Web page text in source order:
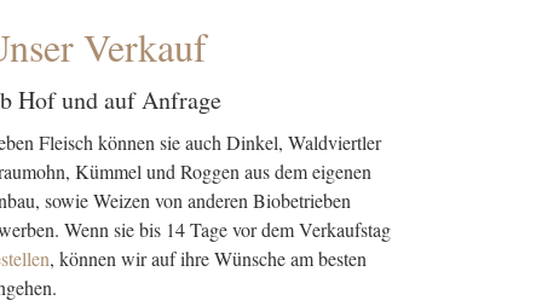
Verkauf
Hof und auf Anfrage
Fleisch können sie auch Dinkel, Waldviertler
Kümmel und Roggen aus dem eigenen
sowie Weizen von anderen Biobetrieben
Wenn sie bis 14 Tage vor dem Verkaufstag
, können wir auf ihre Wünsche am besten